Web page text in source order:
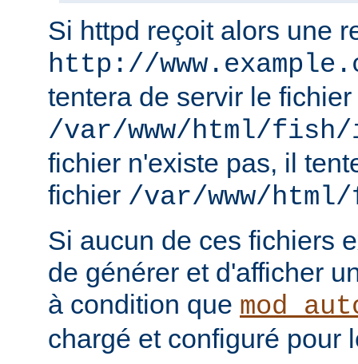
Si httpd reçoit alors une
http://
tentera de servir le fichier
/var/www/html/
fichier n'existe pas, il
fichier /var/www/
Si aucun de ces fichiers
de générer et d'afficher
à condition que
chargé et configuré pour